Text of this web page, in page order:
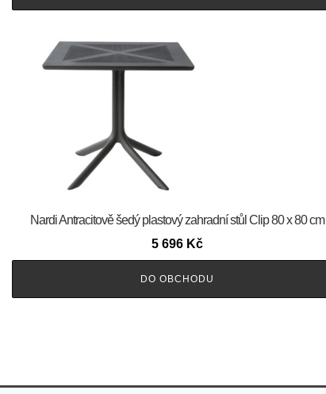
Nardi Antracitově šedý plastový zahradní stůl Clip 80 x 80 cm
5 696 Kč
DO OBCHODU